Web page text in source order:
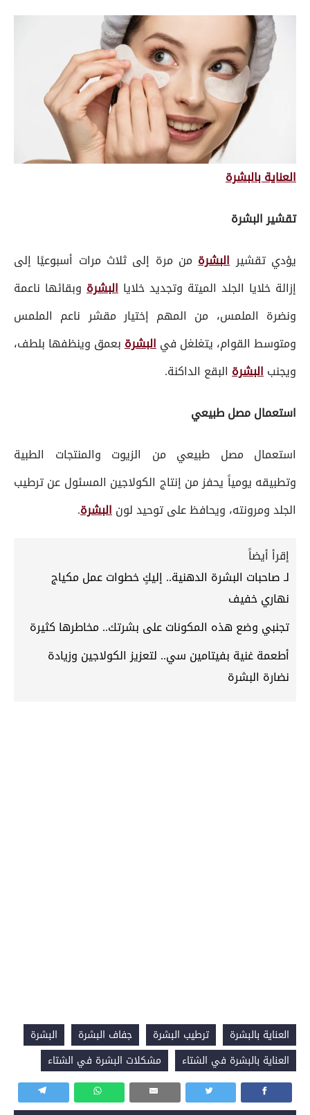
العناية بالبشرة
تقشير البشرة
يؤدي تقشيرالبشرةمن مرة إلى ثلاث مرات أسبوعيًا إلى
إزالة خلايا الجلد الميتة وتجديد خلايا البشرة وبقائها ناعمة
ونضرة الملمس، من المهم إختيار مقشر ناعم الملمس
ومتوسط القوام، يتغلغل فيالبشرةبعمق وينظفها بلطف،
ويجنبالبشرة البقع الداكنة.
استعمال مصل طبيعي
استعمال مصل طبيعي من الزيوت والمنتجات الطبية
وتطبيقه يومياً يحفز من إنتاج الكولاجين المسئول عن ترطيب
الجلد ومرونته، ويحافظ على توحيد لونالبشرة.
إقرأ أيضاً
لـ صاحبات البشرة الدهنية.. إليكٍ خطوات عمل مكياج
نهاري خفيف
تجنبي وضع هذه المكونات على بشرتك.. مخاطرها كثيرة
أطعمة غنية بفيتامين سي.. لتعزيز الكولاجين وزيادة
نضارة البشرة
العناية بالبشرة ترطيب البشرة جفاف البشرة
البشرة
العناية بالبشرة في الشتاء
مشكلات البشرة في الشتاء